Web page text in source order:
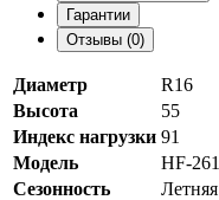
Гарантии
Отзывы (0)
Диаметр
R16
Высота
55
Индекс нагрузки 91
Модель
HF-261
Сезонность
Летняя